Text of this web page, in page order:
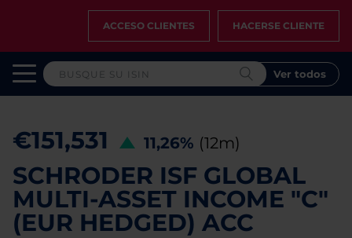
ACCESO CLIENTES HACERSE CLIENTE
Ver todos
€151,531 11,26% (12m)
SCHRODER ISF GLOBAL
MULTI-ASSET INCOME "C"
(EUR HEDGED) ACC